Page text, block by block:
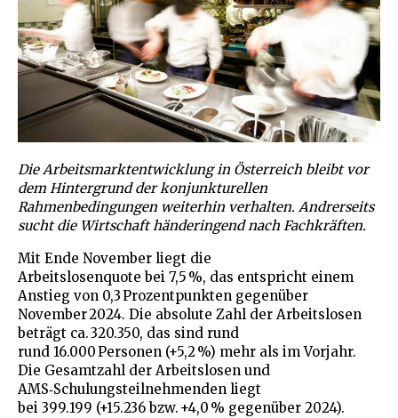
Die Arbeitsmarktentwicklung in Österreich bleibt vor
dem Hintergrund der konjunkturellen
Rahmenbedingungen weiterhin verhalten. Andrerseits
sucht die Wirtschaft händeringend nach Fachkräften.
Mit Ende November liegt die
Arbeitslosenquote bei 7,5 %, das entspricht einem
Anstieg von 0,3 Prozentpunkten gegenüber
November 2024. Die absolute Zahl der Arbeitslosen
beträgt ca. 320.350, das sind rund
rund 16.000 Personen (+5,2 %) mehr als im Vorjahr.
Die Gesamtzahl der Arbeitslosen und
AMS‑Schulungsteilnehmenden liegt
bei 399.199 (+15.236 bzw. +4,0 % gegenüber 2024).